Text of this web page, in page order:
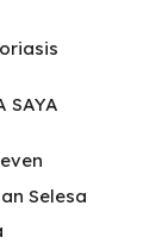
SAYA
Selesa